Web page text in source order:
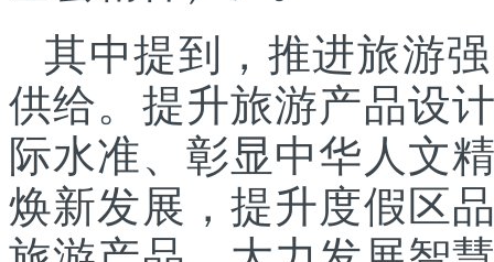
其中提到，推进旅游
供给。提升旅游产品设
际水准、彰显中华人文
焕新发展，提升度假区